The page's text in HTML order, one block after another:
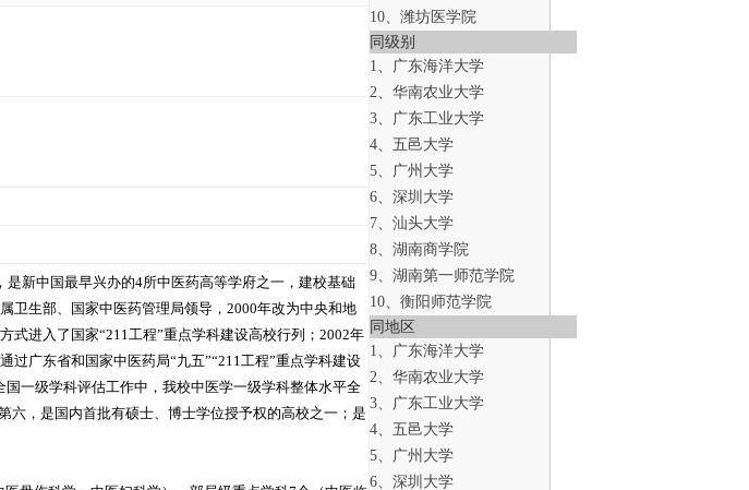
新中国最早兴办的4所中医药高等学府之一，建校基础
卫生部、国家中医药管理局领导，2000年改为中央和地
式进入了国家“211工程”重点学科建设高校行列；2002年
过广东省和国家中医药局“九五”“211工程”重点学科建设
一级学科评估工作中，我校中医学一级学科整体水平全
六，是国内首批有硕士、博士学位授予权的高校之一；是
10、潍坊医学院
同级别
1、广东海洋大学
2、华南农业大学
3、广东工业大学
4、五邑大学
5、广州大学
6、深圳大学
7、汕头大学
8、湖南商学院
9、湖南第一师范学院
10、衡阳师范学院
同地区
1、广东海洋大学
2、华南农业大学
3、广东工业大学
4、五邑大学
5、广州大学
6、深圳大学